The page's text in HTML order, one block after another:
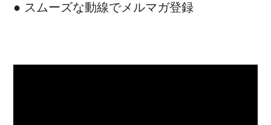
● スムーズな動線でメルマガ登録